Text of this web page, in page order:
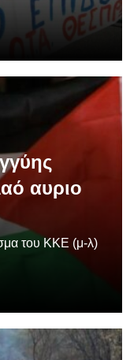
αυριο
του ΚΚΕ (μ-λ)